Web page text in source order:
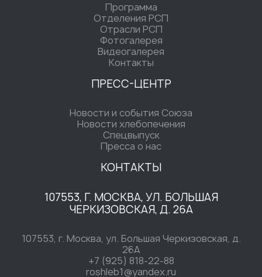
Программа
Отделения РСП
Отрасли РСП
Фотогалерея
Видеогалерея
Контакты
ПРЕСС-ЦЕНТР
Новости и события Союза
Новости хлебопечения
Спецвыпуск
Пресса о нас
КОНТАКТЫ
107553, Г. МОСКВА, УЛ. БОЛЬШАЯ
ЧЕРКИЗОВСКАЯ, Д. 26А
107553, г. Москва, ул. Большая Черкизовская, д.
26А
+7 (925) 818-22-88
roshleb1@yandex.ru